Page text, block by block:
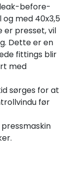
before-
med 40x3,5
er presset, vil
Dette er en
fittings blir
med
sørges for at
før